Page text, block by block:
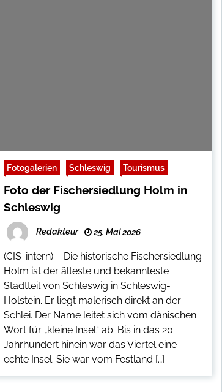
Fotogalerien Schleswig Tourismus
Foto der Fischersiedlung Holm in
Schleswig
Redakteur 25. Mai 2026
(CIS-intern) – Die historische Fischersiedlung
Holm ist der älteste und bekannteste
Stadtteil von Schleswig in Schleswig-
Holstein. Er liegt malerisch direkt an der
Schlei. Der Name leitet sich vom dänischen
Wort für „kleine Insel“ ab. Bis in das 20.
Jahrhundert hinein war das Viertel eine
echte Insel. Sie war vom Festland […]